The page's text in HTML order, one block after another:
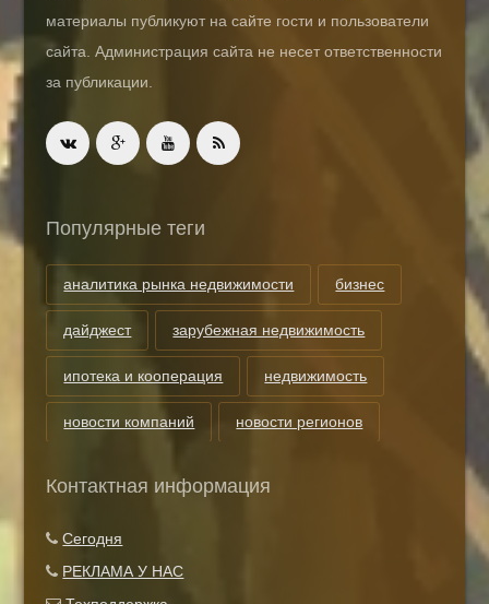
материалы публикуют на сайте гости и пользователи
сайта. Администрация сайта не несет ответственности
за публикации.
Популярные теги
аналитика рынка недвижимости бизнес
дайджест зарубежная недвижимость
ипотека и кооперация недвижимость
новости компаний новости регионов
Контактная информация
Сегодня
РЕКЛАМА У НАС